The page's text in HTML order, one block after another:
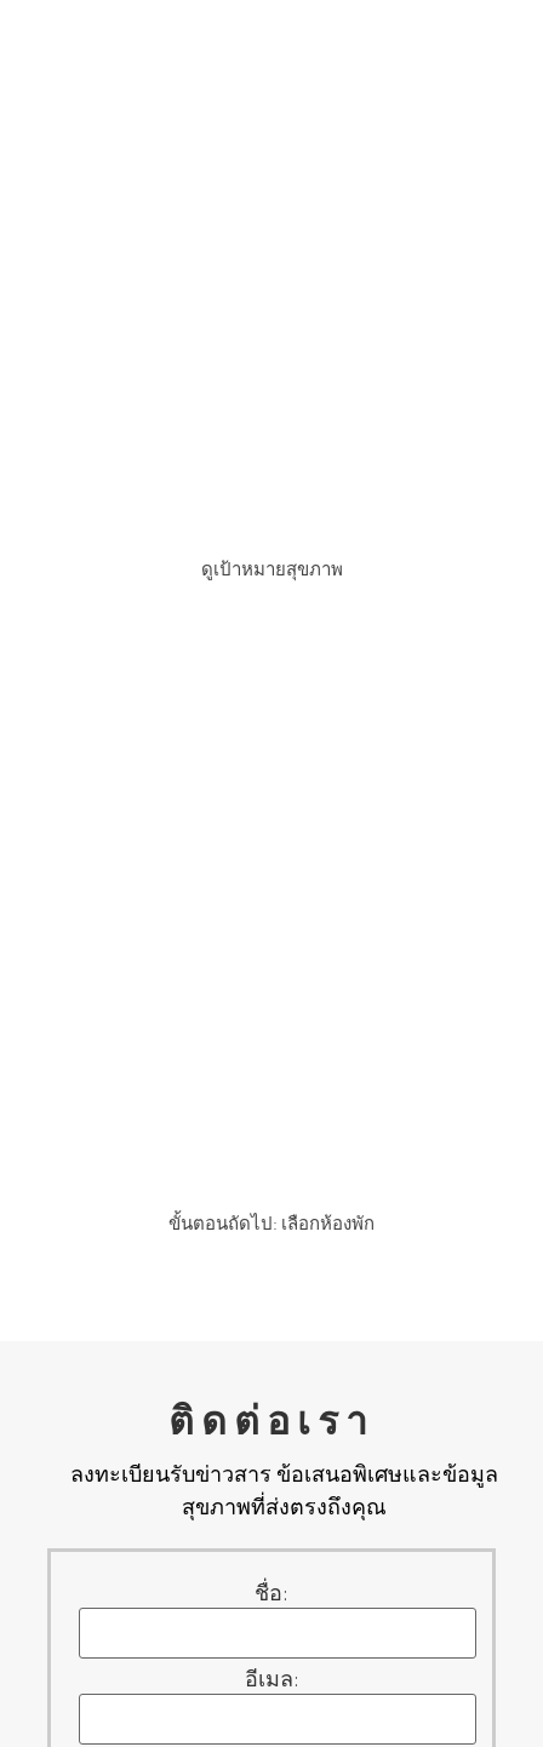
ดูเป้าหมายสุขภาพ
ขั้นตอนถัดไป: เลือกห้องพัก
ติดต่อเรา
ลงทะเบียนรับข่าวสาร ข้อเสนอพิเศษและข้อมูล
สุขภาพที่ส่งตรงถึงคุณ
ชื่อ:
อีเมล: